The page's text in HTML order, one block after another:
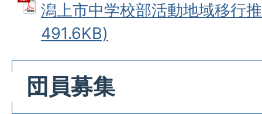
潟上市中学校部活動地域移行
491.6KB)
団員募集